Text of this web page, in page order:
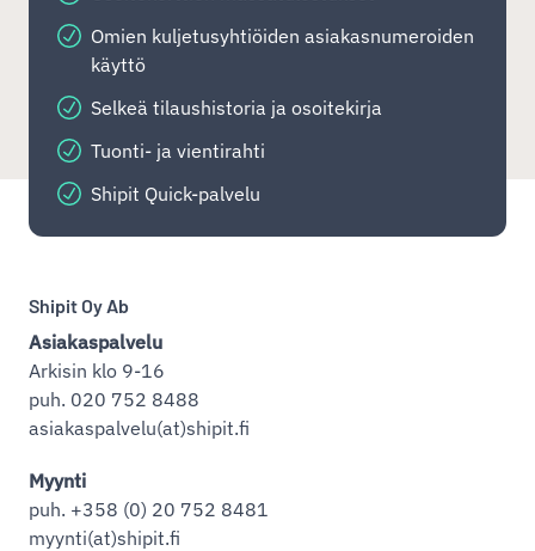
Omien kuljetusyhtiöiden asiakasnumeroiden
käyttö
Selkeä tilaushistoria ja osoitekirja
Tuonti- ja vientirahti
Shipit Quick-palvelu
Shipit Oy Ab
Asiakaspalvelu
Arkisin klo 9-16
puh. 020 752 8488
asiakaspalvelu(at)shipit.fi
Myynti
puh. +358 (0) 20 752 8481
myynti(at)shipit.fi